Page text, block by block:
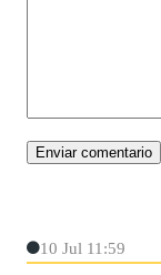
10 Jul 11:59